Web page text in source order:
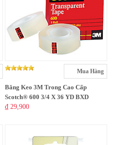
Mua Hàng
Băng Keo 3M Trong Cao Cấp
Scotch® 600 3/4 X 36 YD BXD
₫ 29,900